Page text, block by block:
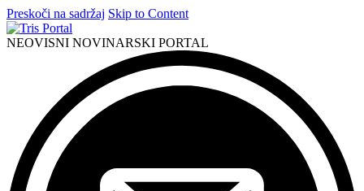
Preskoči na sadržaj Skip to Content
NEOVISNI NOVINARSKI PORTAL